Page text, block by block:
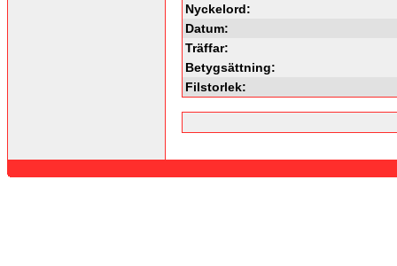
Nyckelord:
Datum:
Träffar:
Betygsättning:
Filstorlek: